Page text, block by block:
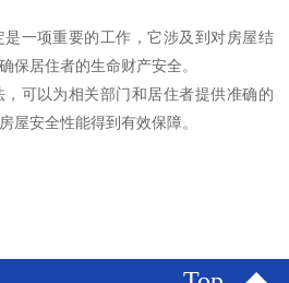
一项重要的工作，它涉及到对房屋结
保居住者的生命财产安全。
可以为相关部门和居住者提供准确的
屋安全性能得到有效保障。